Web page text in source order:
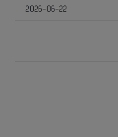
2026-06-22